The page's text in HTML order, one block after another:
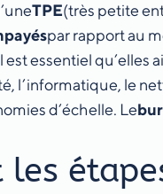
TPE(très petite
par rapport au
essentiel qu’elles
l’informatique, le
d’échelle. Le